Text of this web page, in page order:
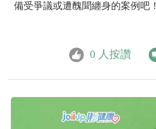
備受爭議或遭醜聞纏身的案例吧！
0 人按讚